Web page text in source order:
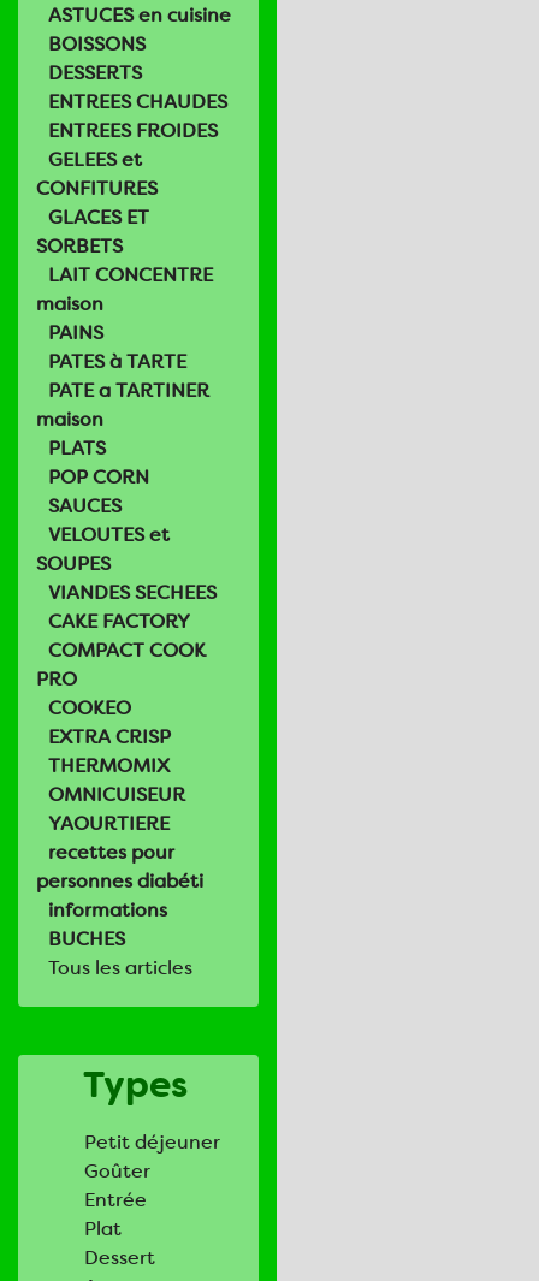
ASTUCES en cuisine
BOISSONS
DESSERTS
ENTREES CHAUDES
ENTREES FROIDES
GELEES et
CONFITURES
GLACES ET
SORBETS
LAIT CONCENTRE
maison
PAINS
PATES à TARTE
PATE a TARTINER
maison
PLATS
POP CORN
SAUCES
VELOUTES et
SOUPES
VIANDES SECHEES
CAKE FACTORY
COMPACT COOK
PRO
COOKEO
EXTRA CRISP
THERMOMIX
OMNICUISEUR
YAOURTIERE
recettes pour
personnes diabéti
informations
BUCHES
Tous les articles
Types
Petit déjeuner
Goûter
Entrée
Plat
Dessert